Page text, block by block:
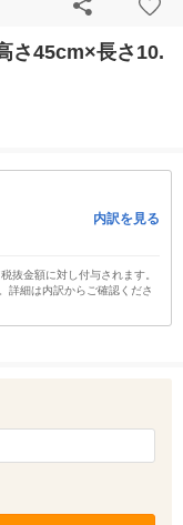
さ45cm×長さ10.
内訳を見る
抜金額に対し付与されます。
詳細は内訳からご確認くださ